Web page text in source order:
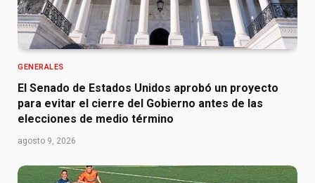
GENERALES
El Senado de Estados Unidos aprobó un proyecto
para evitar el cierre del Gobierno antes de las
elecciones de medio término
agosto 9, 2026